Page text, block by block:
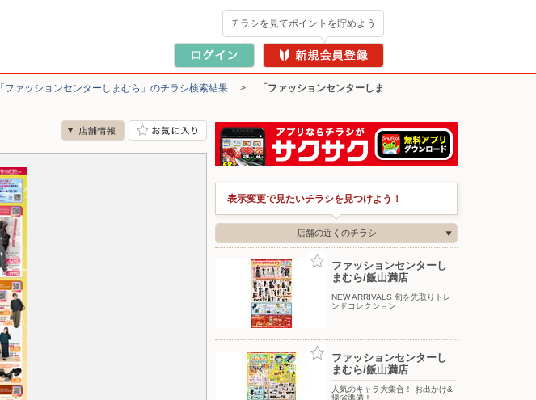
チラシを見てポイントを貯めよう
「ファッションセンターしまむら」のチラシ検索結果 >
「ファッションセンターしま
表示変更で見たいチラシを見つけよう！
店舗の近くのチラシ
ファッションセンターし
まむら/飯山満店
NEW ARRIVALS 旬を先取りトレ
ンドコレクション
ファッションセンターし
まむら/飯山満店
人気のキャラ大集合！ お出かけ&
帰省準備！